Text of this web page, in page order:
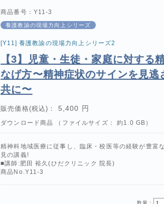
商品番号：Y11-3
養護教諭の現場力向上シリーズ
[Y11] 養護教諭の現場力向上シリーズ2
【3】児童・生徒・家庭に対する
なげ方〜精神症状のサインを見逃
共に〜
販売価格(税込)： 5,400 円
ダウンロード商品 （ファイルサイズ： 約1.0 GB）
精神科地域医療に従事し、臨床・校医等の経験が豊富
見の講義!
■講師:肥田 裕久(ひだクリニック 院長)
商品No.Y11-3
数量：